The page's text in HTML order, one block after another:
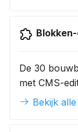
De 30
met CMS-
Bekijk